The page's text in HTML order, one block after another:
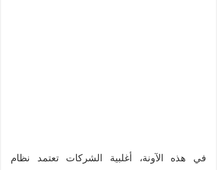
في هذه الآونة، أغلبية الشركات تعتمد نظام